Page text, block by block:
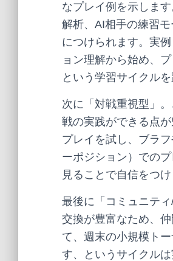
なプレイ例を示しま
解析、AI相手の練習
につけられます。実
ョン理解から始め、
という学習サイクル
次に「対戦重視型」
戦の実践ができる点
プレイを試し、ブラ
ーポジション）での
見ることで自信をつけ
最後に「コミュニテ
交換が豊富なため、
て、週末の小規模ト
す、というサイクル